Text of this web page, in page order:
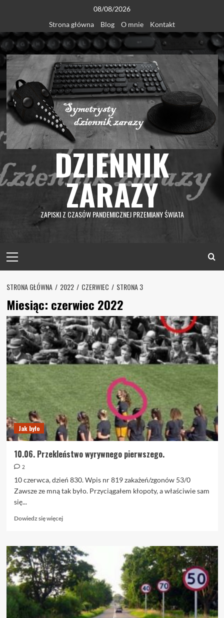
content
08/08/2026
Strona główna
Blog O mnie Kontakt
DZIENNIK
ZARAZY
ZAPISKI Z CZASÓW PANDEMICZNEJ PRZEMIANY ŚWIATA
Menu
STRONA GŁÓWNA 2022 CZERWIEC STRONA 3
Miesiąc: czerwiec 2022
Jak było
10.06. Przekleństwo wyrywnego pierwszego.
2
10 czerwca, dzień 830. Wpis nr 819 zakażeń/zgonów 53/0
Zawsze ze mną tak było. Przyciągałem kłopoty, a właściwie sam
się...
Dowiedz się więcejDowiedz
o
10.06.
Przekleństwo
wyrywnego
pierwszego.